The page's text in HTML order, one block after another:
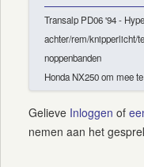
Transalp PD06 '94 -
achter/rem/knipperlicht/
noppenbanden
Honda NX250 om mee
Gelieve Inloggen of
nemen aan het